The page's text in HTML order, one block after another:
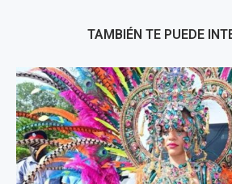
TAMBIÉN TE PUEDE